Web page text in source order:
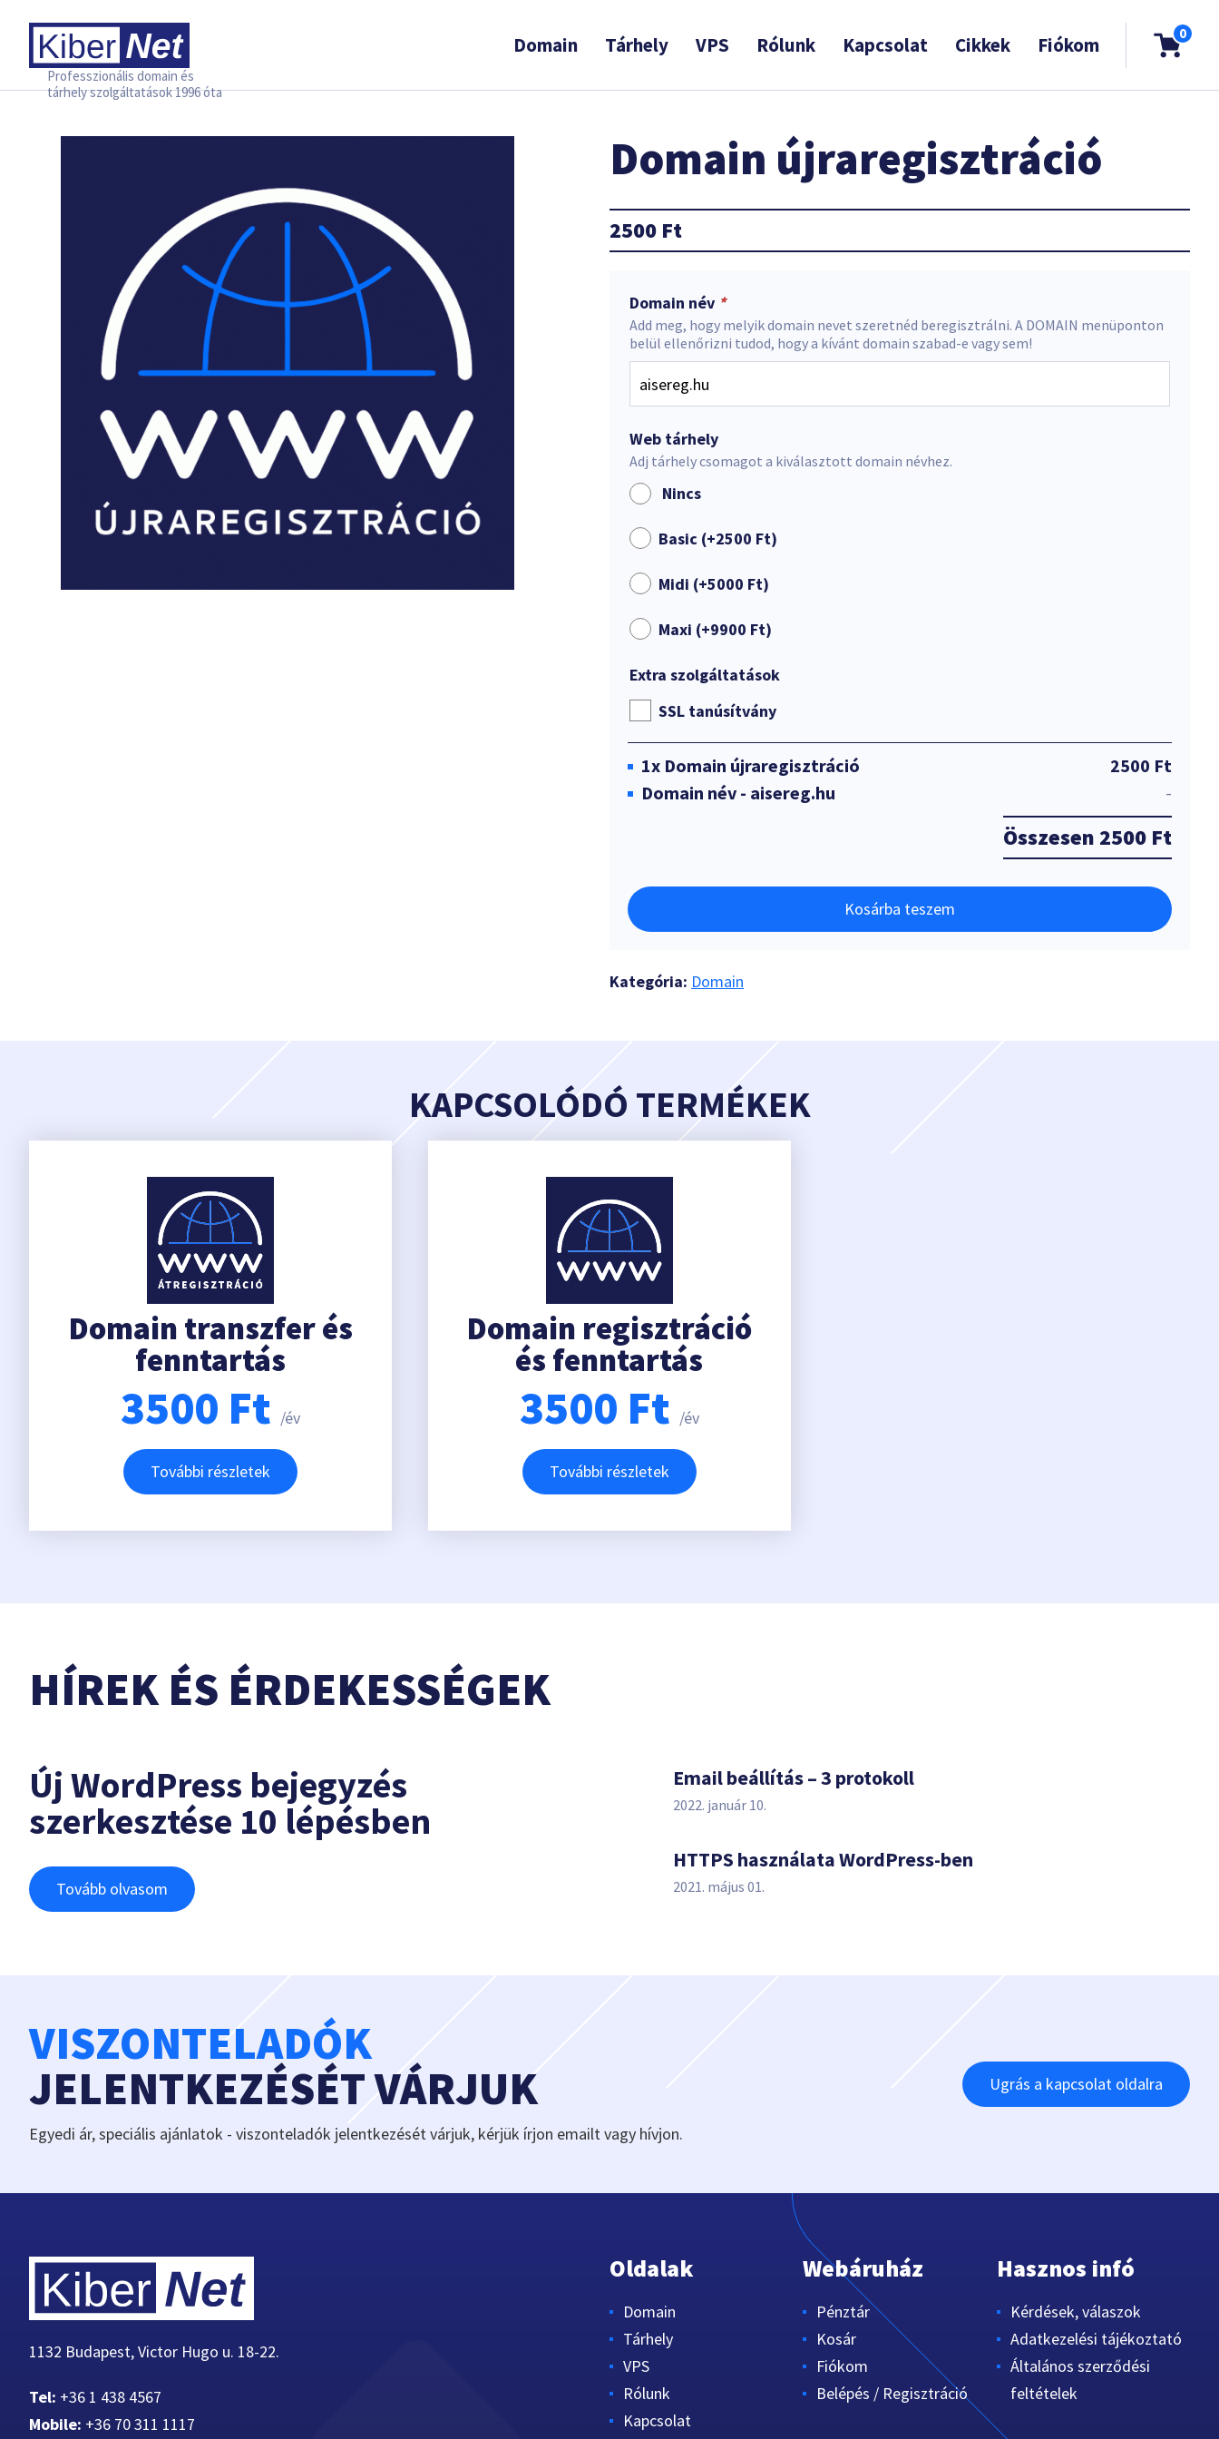
Professzionális domain és
tárhely szolgáltatások 1996 óta
Domain Tárhely VPS Rólunk Kapcsolat Cikkek Fiókom 0
Domain újraregisztráció
2500 Ft
Domain név *
Add meg, hogy melyik domain nevet szeretnéd beregisztrálni. A DOMAIN menüponton
belül ellenőrizni tudod, hogy a kívánt domain szabad-e vagy sem!
Web tárhely
Adj tárhely csomagot a kiválasztott domain névhez.
Nincs
Basic (+2500 Ft)
Midi (+5000 Ft)
Maxi (+9900 Ft)
Extra szolgáltatások
SSL tanúsítvány
1x Domain újraregisztráció
2500 Ft
Domain név - aisereg.hu
-
Összesen 2500 Ft
Kosárba teszem
Kategória: Domain
KAPCSOLÓDÓ TERMÉKEK
Domain transzfer és
fenntartás
3500 Ft /év
További részletek
Domain regisztráció
és fenntartás
3500 Ft /év
További részletek
HÍREK ÉS ÉRDEKESSÉGEK
Új WordPress bejegyzés
szerkesztése 10 lépésben
Tovább olvasom
Email beállítás – 3 protokoll
2022. január 10.
HTTPS használata WordPress-ben
2021. május 01.
VISZONTELADÓK
JELENTKEZÉSÉT VÁRJUK
Egyedi ár, speciális ajánlatok - viszonteladók jelentkezését várjuk, kérjük írjon emailt vagy hívjon.
Ugrás a kapcsolat oldalra
1132 Budapest, Victor Hugo u. 18-22.
Tel: +36 1 438 4567
Mobile: +36 70 311 1117
Oldalak
Domain
Tárhely
VPS
Rólunk
Kapcsolat
Webáruház
Pénztár
Kosár
Fiókom
Belépés / Regisztráció
Hasznos infó
Kérdések, válaszok
Adatkezelési tájékoztató
Általános szerződési
feltételek